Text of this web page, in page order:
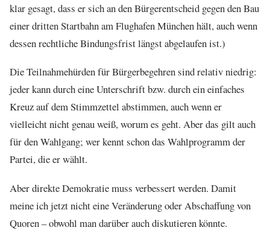
klar gesagt, dass er sich an den Bürgerentscheid gegen den Bau
einer dritten Startbahn am Flughafen München hält, auch wenn
dessen rechtliche Bindungsfrist längst abgelaufen ist.)
Die Teilnahmehürden für Bürgerbegehren sind relativ niedrig:
jeder kann durch eine Unterschrift bzw. durch ein einfaches
Kreuz auf dem Stimmzettel abstimmen, auch wenn er
vielleicht nicht genau weiß, worum es geht. Aber das gilt auch
für den Wahlgang; wer kennt schon das Wahlprogramm der
Partei, die er wählt.
Aber direkte Demokratie muss verbessert werden. Damit
meine ich jetzt nicht eine Veränderung oder Abschaffung von
Quoren – obwohl man darüber auch diskutieren könnte.